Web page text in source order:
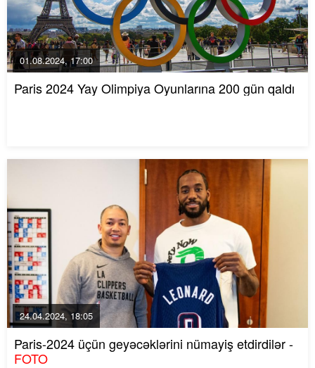
01.08.2024, 17:00
Paris 2024 Yay Olimpiya Oyunlarına 200 gün qaldı
24.04.2024, 18:05
Paris-2024 üçün geyəcəklərini nümayiş etdirdilər -
FOTO